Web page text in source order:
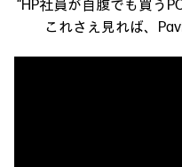
“HP社員が自腹でも買う
これさえ見れば、